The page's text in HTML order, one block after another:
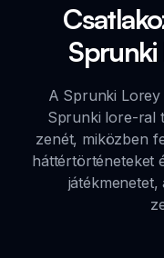
A Sprunki Lorey
Sprunki lore-ral
zenét, miközben
háttértörténeteket